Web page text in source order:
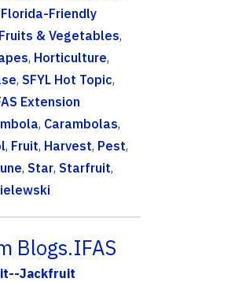
Florida-Friendly
Fruits & Vegetables,
, Horticulture,
, SFYL Hot Topic,
Extension
, Carambolas,
, Fruit, Harvest, Pest,
, Star, Starfruit,
Blogs.IFAS
Jackfruit